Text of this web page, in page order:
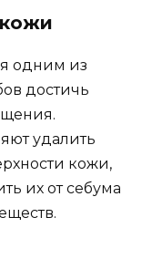
одним из
достичь
удалить
кожи,
их от себума